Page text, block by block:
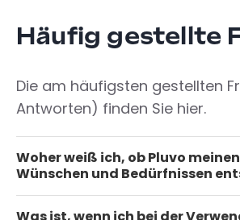
Häufig gestellte
Die am häufigsten gestellten
Antworten) finden Sie hier.
Woher weiß ich, ob Pluvo meinen
Wünschen und Bedürfnissen
Gute Frage! Bei Pluvo arbeiten